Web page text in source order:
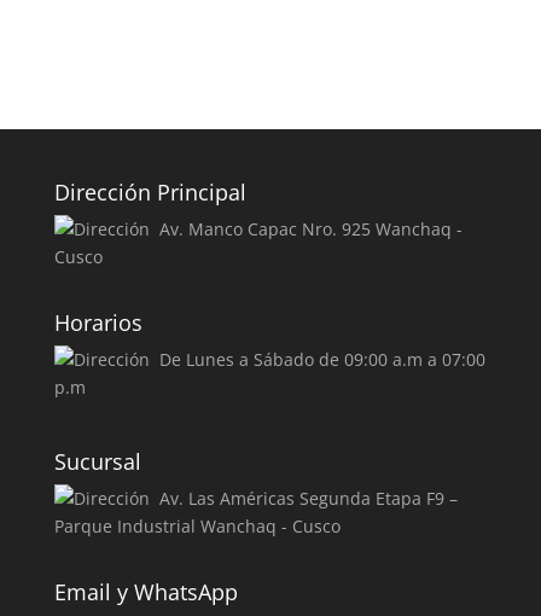
Dirección Principal
Av. Manco Capac Nro. 925 Wanchaq -
Cusco
Horarios
De Lunes a Sábado de 09:00 a.m a 07:00
p.m
Sucursal
Av. Las Américas Segunda Etapa F9 –
Parque Industrial Wanchaq - Cusco
Email y WhatsApp